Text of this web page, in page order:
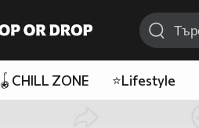
🪀CHILL ZONE ⭐Lifestyle